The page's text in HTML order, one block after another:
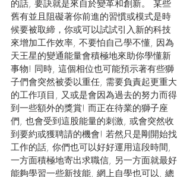
的話, 要訣就是來自於變革和創新。 某些
舊有並且阻礙著你前進的習慣或模式是時
候要被取締，你或可以試試引入新的科技
來增加工作效率, 不要怕自己學不懂, 因為
天王星的變通能量會積極地來助你學懂新
事物! 同時, 這個相位也可能預示著有些獅
子們會突然被委以重任, 需要負責起更重大
的工作項目, 又或是會因為過去的努力而得
到一些額外的獎賞! 而正在待業的獅子座
們, 也會受到這股能量的刺激, 或會突然收
到要約或獲聘請的機會! 若然只是剛開始找
工作的話, 你們也可以好好運用這段時間,
一方面積極地寄出求職信, 另一方面就最好
能夠學習一些新技能, 網上自學也可以, 總